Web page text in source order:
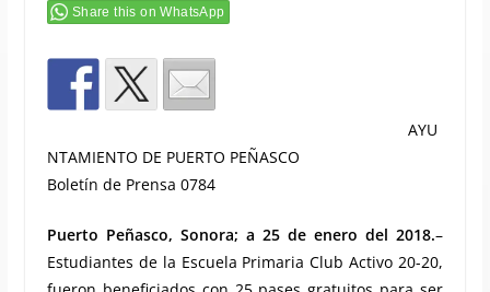
Share this on WhatsApp
AYU
NTAMIENTO DE PUERTO PEÑASCO
Boletín de Prensa 0784
Puerto Peñasco, Sonora; a 25 de enero del 2018.–
Estudiantes de la Escuela Primaria Club Activo 20-20,